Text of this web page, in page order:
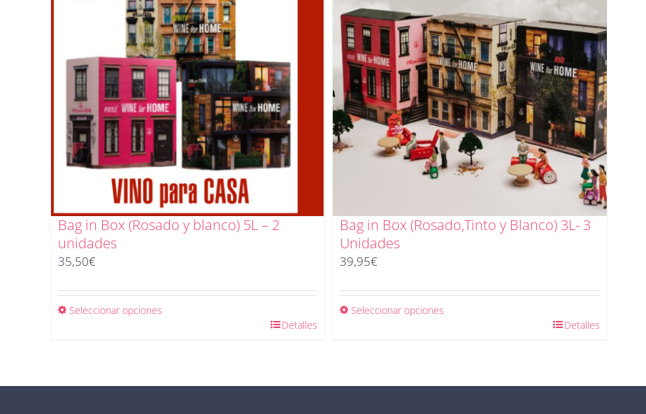
Bag in Box (Rosado y blanco) 5L – 2
unidades
35,50€
Seleccionar opciones
Detalles
Bag in Box (Rosado,Tinto y Blanco) 3L- 3
Unidades
39,95€
Seleccionar opciones
Detalles